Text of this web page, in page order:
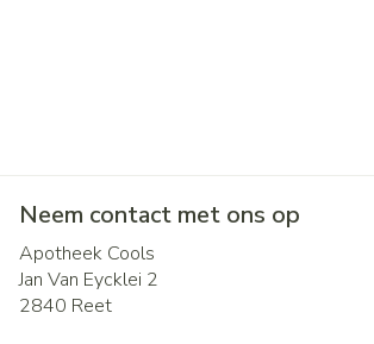
Neem contact met ons op
Apotheek Cools
Jan Van Eycklei 2
2840 Reet